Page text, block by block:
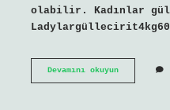
olabilir. Kadınlar
Ladylargüllecirit4kg600
Devamını okuyunBalkona